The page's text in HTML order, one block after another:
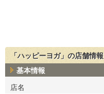
「ハッピーヨガ」の店舗情報
基本情報
店名